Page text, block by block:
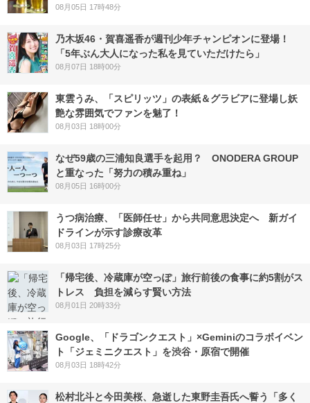
08月05日 17時48分
乃木坂46・賀喜遥香が週刊少年チャンピオンに登場！
「5年ぶん大人になった私を見ていただけたら」
08月07日 18時00分
東雲うみ、「スピリッツ」の表紙＆グラビアに登場し妖
艶な雰囲気でファンを魅了！
08月03日 18時00分
なぜ59歳の三浦知良選手を起用？ ONODERA GROUP
と重なった「努力の積み重ね」
08月05日 16時00分
うつ病治療、「医師任せ」から共同意思決定へ 新ガイ
ドラインが示す診療改革
08月03日 17時25分
「帰宅後、冷蔵庫が空っぽ」旅行前後の食事に約5割がス
トレス 負担を減らす賢い方法
08月01日 20時33分
Google、「ドラゴンクエスト」×Geminiのコラボイベン
ト「ジェミニクエスト」を渋谷・原宿で開催
08月03日 18時42分
松村北斗と今田美桜、急逝した東野圭吾氏へ誓う「多く